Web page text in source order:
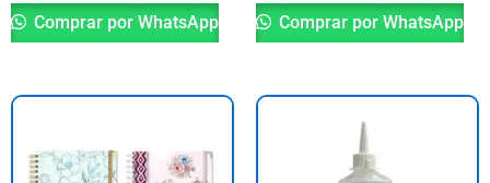
Comprar por WhatsApp Comprar por WhatsApp
Este